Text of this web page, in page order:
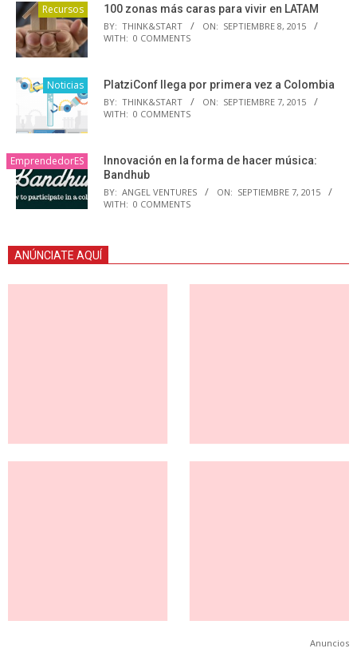
Recursos 100 zonas más caras para vivir en LATAM
BY: THINK&START ON: SEPTIEMBRE 8, 2015
WITH: 0 COMMENTS
Noticias PlatziConf llega por primera vez a Colombia
BY: THINK&START ON: SEPTIEMBRE 7, 2015
WITH: 0 COMMENTS
EmprendedorES
Innovación en la forma de hacer música:
Bandhub
BY: ANGEL VENTURES ON: SEPTIEMBRE 7, 2015
WITH: 0 COMMENTS
ANÚNCIATE AQUÍ
Anuncios